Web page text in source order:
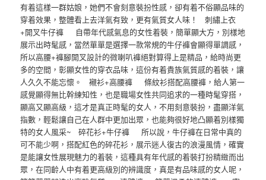
有着這樣一群姑娘，她們不會刻意裝扮性感，卻有着不俗顯品味的
穿着效果，整體看上去洋氣有致，更有氣質女人味！ 刺繡上衣
+開叉牛仔褲 自帶年代感氣息的女性着裝，簡單顯大方，別樣地
展示出時髦感，當然單單是選擇一款常規的牛仔褲會顯得單調感，
所以高腰+褲腳開叉設計的微喇叭褲絕對算得上是精品，給時尚更
多的空間，彰顯女性的穿衣品味，這份有着貴族氣質感的着裝，讓
人久久不能忘懷。 襯衫+高腰褲 條紋衫搭配高腰褲，給人第一
感覺顯得無比幹練知性，也是職場女性共同追求的一種時髦穿搭，
顯高又顯高級，這才是真正時髦的女人，不用刻意裝扮，盡顯洋氣
指數，輕鬆讓自己在人群中更加出眾，也能夠很好地凸顯着別樣獨
特的女人風采~ 碎花衫+牛仔褲 所以說，牛仔褲在日常中真的
可不能少啊，搭配紅色的碎花衫，展示迷人復古的浪漫風情，確實
是能讓女性展現魅力的着裝，這種具有年代感的着裝打扮精緻而出
眾，在同齡人中有着更高級別的辨識度，真是有品味感的女人呢，